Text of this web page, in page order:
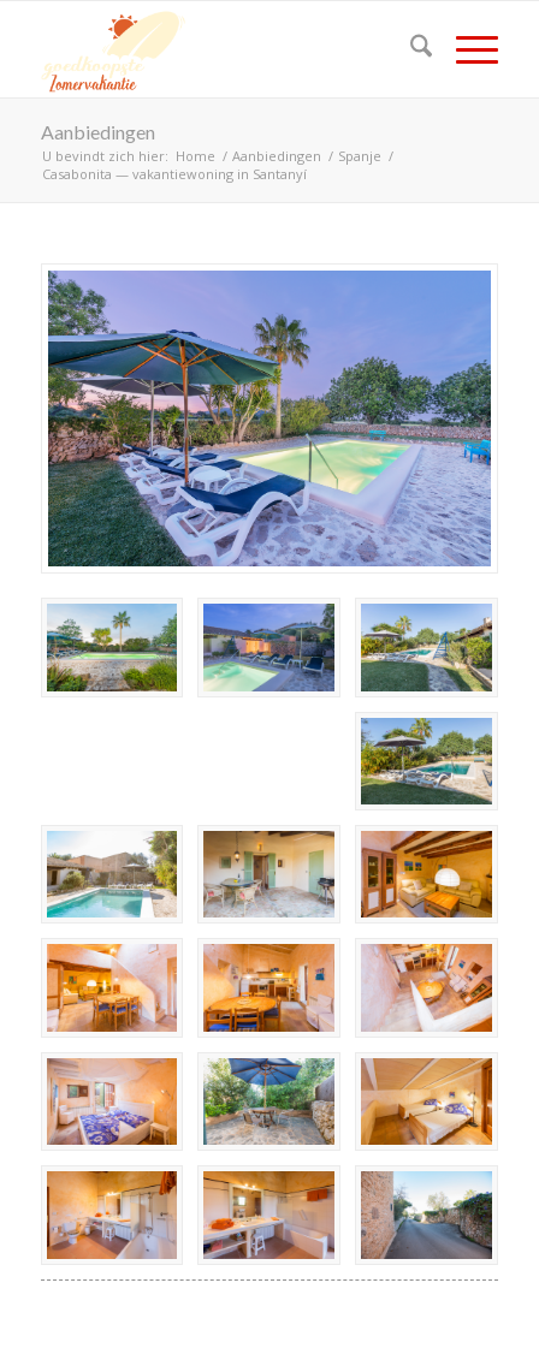
Aanbiedingen
U bevindt zich hier: Home / Aanbiedingen / Spanje /
Casabonita — vakantiewoning in Santanyí